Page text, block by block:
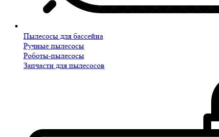
Пылесосы для бассейна
Ручные пылесосы
Роботы-пылесосы
Запчасти для пылесосов